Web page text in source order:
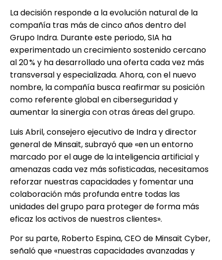
La decisión responde a la evolución natural de la
compañía tras más de cinco años dentro del
Grupo Indra. Durante este periodo, SIA ha
experimentado un crecimiento sostenido cercano
al 20 % y ha desarrollado una oferta cada vez más
transversal y especializada. Ahora, con el nuevo
nombre, la compañía busca reafirmar su posición
como referente global en ciberseguridad y
aumentar la sinergia con otras áreas del grupo.
Luis Abril, consejero ejecutivo de Indra y director
general de Minsait, subrayó que «en un entorno
marcado por el auge de la inteligencia artificial y
amenazas cada vez más sofisticadas, necesitamos
reforzar nuestras capacidades y fomentar una
colaboración más profunda entre todas las
unidades del grupo para proteger de forma más
eficaz los activos de nuestros clientes».
Por su parte, Roberto Espina, CEO de Minsait Cyber,
señaló que «nuestras capacidades avanzadas y